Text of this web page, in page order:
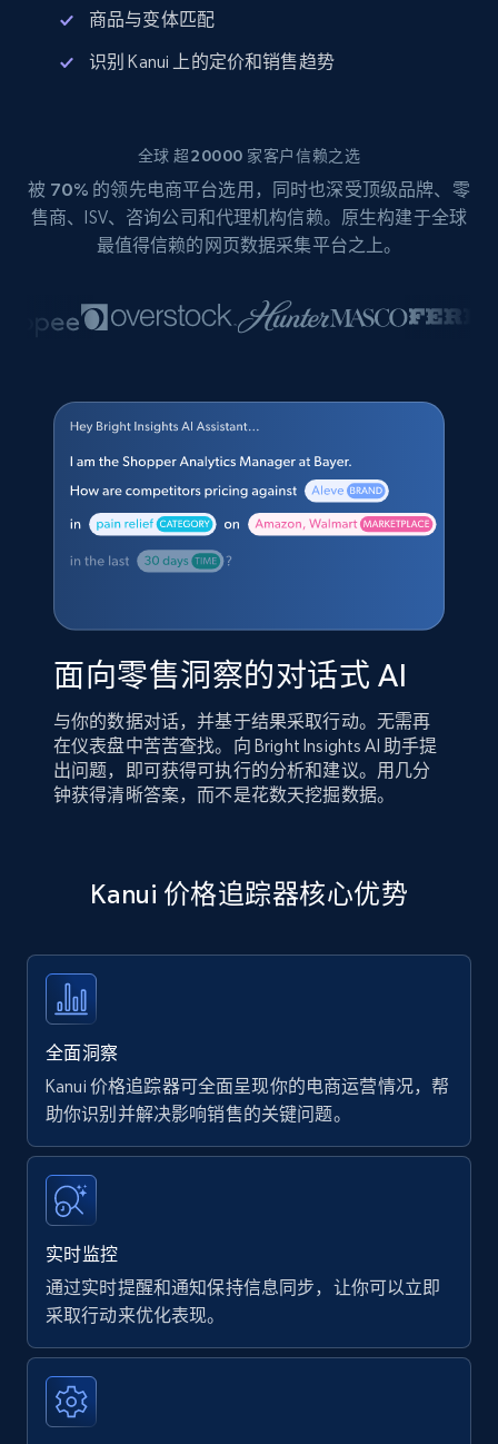
商品与变体匹配
识别 Kanui 上的定价和销售趋势
全球 超20000 家客户信赖之选
被 70% 的领先电商平台选用，同时也深受顶级品牌、零
售商、ISV、咨询公司和代理机构信赖。原生构建于全球
最值得信赖的网页数据采集平台之上。
面向零售洞察的对话式 AI
与你的数据对话，并基于结果采取行动。无需再
在仪表盘中苦苦查找。向 Bright Insights AI 助手提
出问题，即可获得可执行的分析和建议。用几分
钟获得清晰答案，而不是花数天挖掘数据。
Kanui 价格追踪器核心优势
全面洞察
Kanui 价格追踪器可全面呈现你的电商运营情况，帮
助你识别并解决影响销售的关键问题。
实时监控
通过实时提醒和通知保持信息同步，让你可以立即
采取行动来优化表现。